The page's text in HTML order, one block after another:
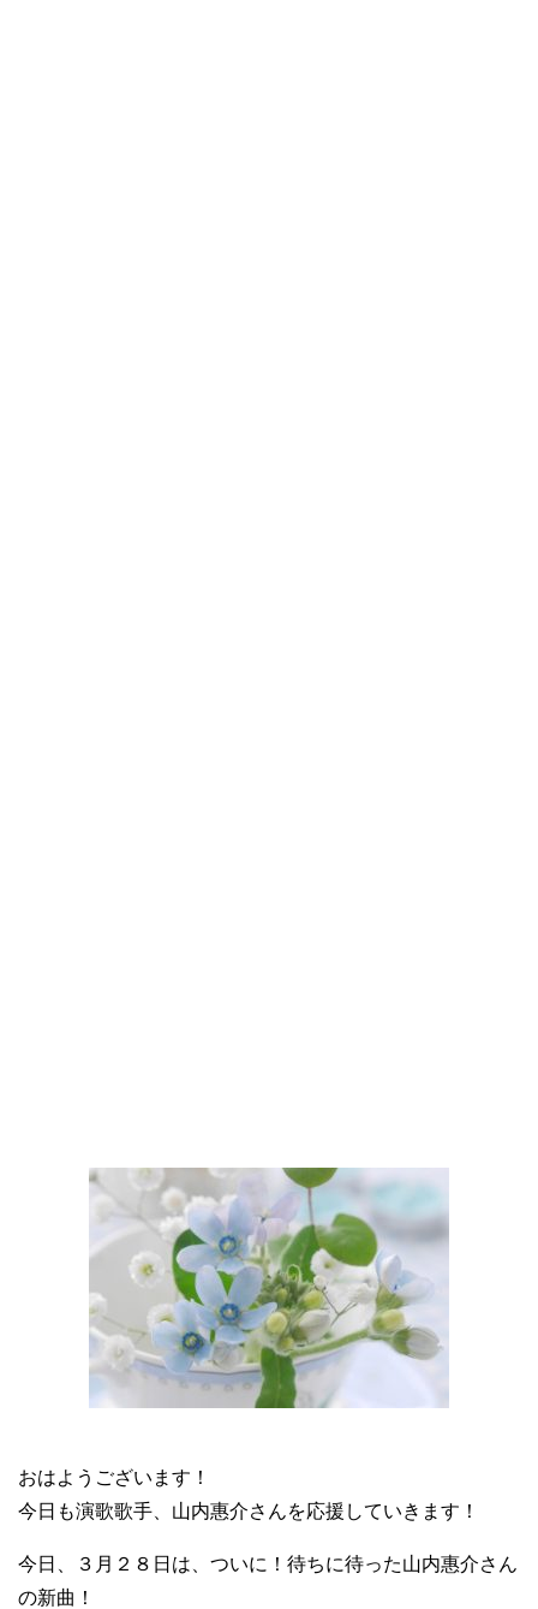
おはようございます！
今日も演歌歌手、山内惠介さんを応援していきます！
今日、３月２８日は、ついに！待ちに待った山内惠介さん
の新曲！